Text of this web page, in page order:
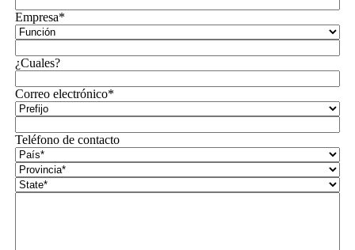
Empresa*
¿Cuales?
Correo electrónico*
Teléfono de contacto